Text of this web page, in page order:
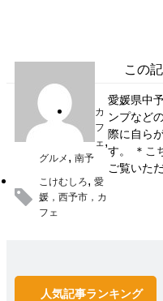
この
愛媛県中
ンプなど
際に自ら
す。 ＊ こ
ご覧いた
カ
フ
ェ,
グルメ , 南予
こけむしろ, 愛
媛，西予市，カ
フェ
人気記事ランキング